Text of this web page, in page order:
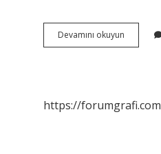
Devamını okuyun
Sıfır
https://forumgrafi.com